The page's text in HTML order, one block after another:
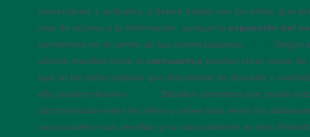
comentarios y actitudes, y deben hablar con los niños, que
vías de acceso a la información, aunque la expansión del
convertirse en el centro de las conversaciones.
Según
alarma mundial como el coronavirus pueden crear casos
que se les debe explicar que discriminar es absurdo y
ella pueden derivar».
Batollori considera que puede
discriminación entre los niños y sobre todo entre los
asociaciones más sencillas y su razonamiento es más